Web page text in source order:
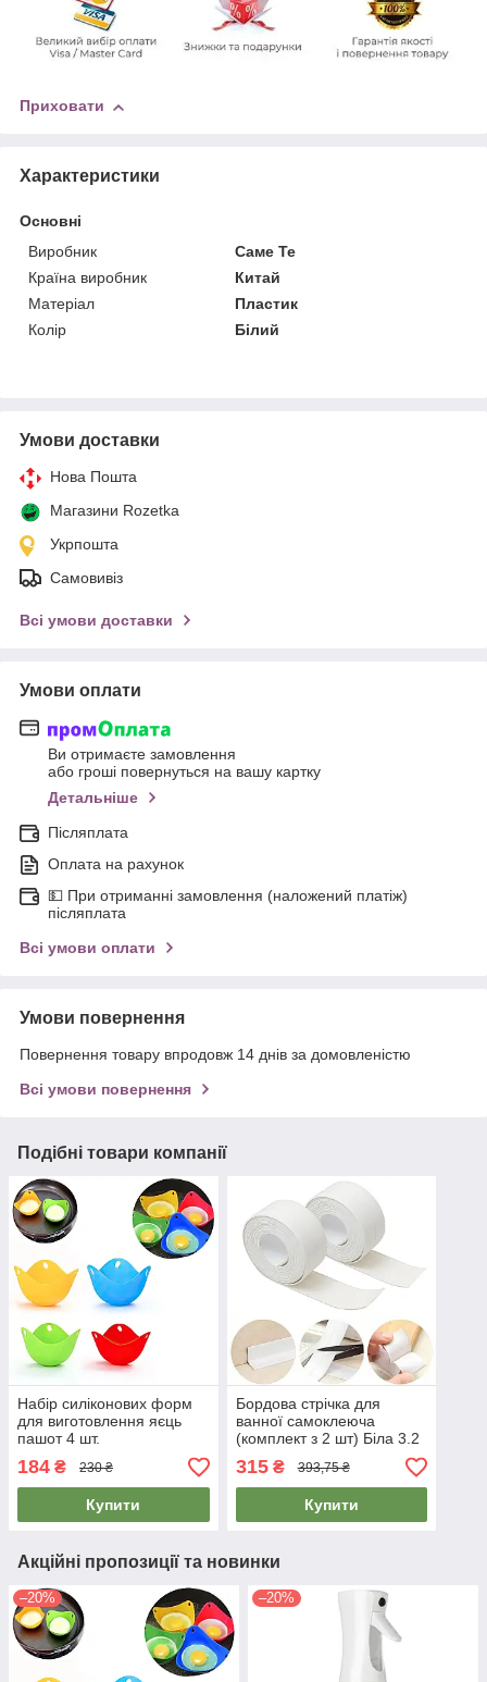
Приховати
Характеристики
Основні
Виробник
Саме Те
Країна виробник
Китай
Матеріал
Пластик
Колір
Білий
Умови доставки
Нова Пошта
Магазини Rozetka
Укрпошта
Самовивіз
Всі умови доставки
Умови оплати
Ви отримаєте замовлення
або гроші повернуться на вашу картку
Детальніше
Післяплата
Оплата на рахунок
💵 При отриманні замовлення (наложений платіж)
післяплата
Всі умови оплати
Умови повернення
Повернення товару впродовж 14 днів за домовленістю
Всі умови повернення
Подібні товари компанії
Набір силіконових форм
для виготовлення яєць
пашот 4 шт.
Різнокольорові формочки
для яєць пашот
184 ₴ 230 ₴
Купити
Бордова стрічка для
ванної самоклеюча
(комплект з 2 шт) Біла 3.2
м. стрічка ізолятор
водовідштовхувальна
315₴ 393,75 ₴
Купити
Акційні пропозиції та новинки
–20% –20%